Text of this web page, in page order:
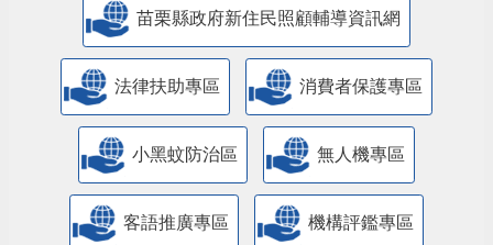
苗栗縣政府新住民照顧輔導資訊網
法律扶助專區 消費者保護專區
小黑蚊防治區 無人機專區
客語推廣專區 機構評鑑專區